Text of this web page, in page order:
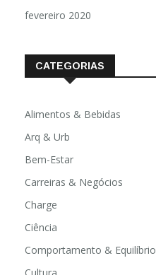
fevereiro 2020
CATEGORIAS
Alimentos & Bebidas
Arq & Urb
Bem-Estar
Carreiras & Negócios
Charge
Ciência
Comportamento & Equilíbrio